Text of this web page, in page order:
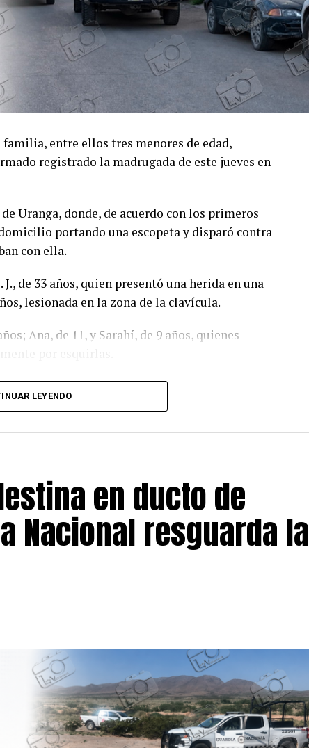
entre ellos tres menores de edad,
registrado la madrugada de este jueves en
Uranga, donde, de acuerdo con los primeros
portando una escopeta y disparó contra
con ella.
de 33 años, quien presentó una herida en una
lesionada en la zona de la clavícula.
Ana, de 11, y Sarahí, de 9 años, quienes
Abraham B., de 38 años, expareja de la mujer y
con información proporcionada por un mando
procesar la escena, recabar evidencias e iniciar
el momento no ha sido detenido.
LEYENDO
en ducto de
Nacional resguarda la